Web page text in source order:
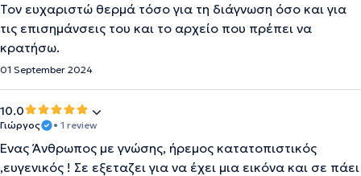
Τον ευχαριστώ θερμά τόσο για τη διάγνωση όσο και για
τις επισημάνσεις του και το αρχείο που πρέπει να
κρατήσω.
01 September 2024
10.0
Γιώργος • 1 review
Ένας Άνθρωπος με γνώσης, ήρεμος κατατοπιστικός
,ευγενικός ! Σε εξεταζει για να έχει μια εικόνα και σε πάει